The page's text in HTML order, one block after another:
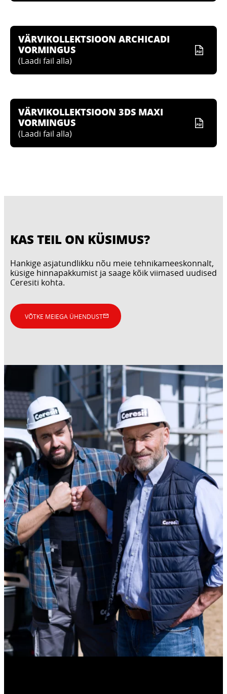
VÄRVIKOLLEKTSIOON ARCHICADI
VORMINGUS
(Laadi fail alla)
VÄRVIKOLLEKTSIOON 3DS MAXI
VORMINGUS
(Laadi fail alla)
KAS TEIL ON KÜSIMUS?
Hankige asjatundlikku nõu meie tehnikameeskonnalt,
küsige hinnapakkumist ja saage kõik viimased uudised
Ceresiti kohta.
VÕTKE MEIEGA ÜHENDUST